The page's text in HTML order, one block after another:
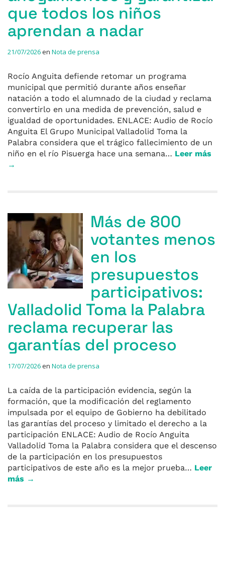
que todos los niños
aprendan a nadar
21/07/2026en Nota de prensa
Rocío Anguita defiende retomar un programa
municipal que permitió durante años enseñar
natación a todo el alumnado de la ciudad y reclama
convertirlo en una medida de prevención, salud e
igualdad de oportunidades. ENLACE: Audio de Rocío
Anguita El Grupo Municipal Valladolid Toma la
Palabra considera que el trágico fallecimiento de un
niño en el río Pisuerga hace una semana… Leer más
→
Más de 800
votantes menos
en los
presupuestos
participativos:
Valladolid Toma la Palabra
reclama recuperar las
garantías del proceso
17/07/2026en Nota de prensa
La caída de la participación evidencia, según la
formación, que la modificación del reglamento
impulsada por el equipo de Gobierno ha debilitado
las garantías del proceso y limitado el derecho a la
participación ENLACE: Audio de Rocío Anguita
Valladolid Toma la Palabra considera que el descenso
de la participación en los presupuestos
participativos de este año es la mejor prueba… Leer
más →